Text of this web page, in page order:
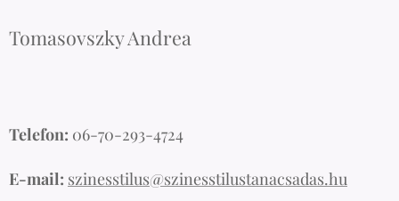
Tomasovszky Andrea
Telefon: 06-70-293-4724
E-mail: szinesstilus@szinesstilustanacsadas.hu